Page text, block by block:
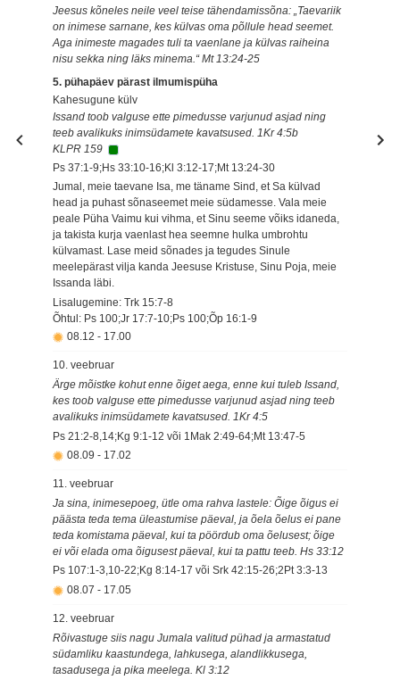
Jeesus kõneles neile veel teise tähendamissõna: „Taevariik
on inimese sarnane, kes külvas oma põllule head seemet.
Aga inimeste magades tuli ta vaenlane ja külvas raiheina
nisu sekka ning läks minema.“ Mt 13:24-25
5. pühapäev pärast ilmumispüha
Kahesugune külv
Issand toob valguse ette pimedusse varjunud asjad ning
teeb avalikuks inimsüdamete kavatsused. 1Kr 4:5b
KLPR 159
Ps 37:1-9;Hs 33:10-16;Kl 3:12-17;Mt 13:24-30
Jumal, meie taevane Isa, me täname Sind, et Sa külvad
head ja puhast sõnaseemet meie südamesse. Vala meie
peale Püha Vaimu kui vihma, et Sinu seeme võiks idaneda,
ja takista kurja vaenlast hea seemne hulka umbrohtu
külvamast. Lase meid sõnades ja tegudes Sinule
meelepärast vilja kanda Jeesuse Kristuse, Sinu Poja, meie
Issanda läbi.
Lisalugemine: Trk 15:7-8
Õhtul: Ps 100;Jr 17:7-10;Ps 100;Õp 16:1-9
08.12 - 17.00
10. veebruar
Ärge mõistke kohut enne õiget aega, enne kui tuleb Issand,
kes toob valguse ette pimedusse varjunud asjad ning teeb
avalikuks inimsüdamete kavatsused. 1Kr 4:5
Ps 21:2-8,14;Kg 9:1-12 või 1Mak 2:49-64;Mt 13:47-5
08.09 - 17.02
11. veebruar
Ja sina, inimesepoeg, ütle oma rahva lastele: Õige õigus ei
päästa teda tema üleastumise päeval, ja õela õelus ei pane
teda komistama päeval, kui ta pöördub oma õelusest; õige
ei või elada oma õigusest päeval, kui ta pattu teeb. Hs 33:12
Ps 107:1-3,10-22;Kg 8:14-17 või Srk 42:15-26;2Pt 3:3-13
08.07 - 17.05
12. veebruar
Rõivastuge siis nagu Jumala valitud pühad ja armastatud
südamliku kaastundega, lahkusega, alandlikkusega,
tasadusega ja pika meelega. Kl 3:12